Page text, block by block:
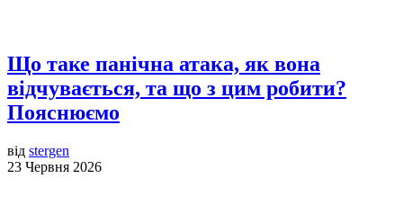
Що таке панічна атака, як вона
відчувається, та що з цим робити?
Пояснюємо
від stergen
23 Червня 2026